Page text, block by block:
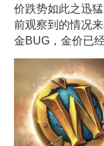
价跌势如此之迅
前观察到的情况
金BUG，金价已